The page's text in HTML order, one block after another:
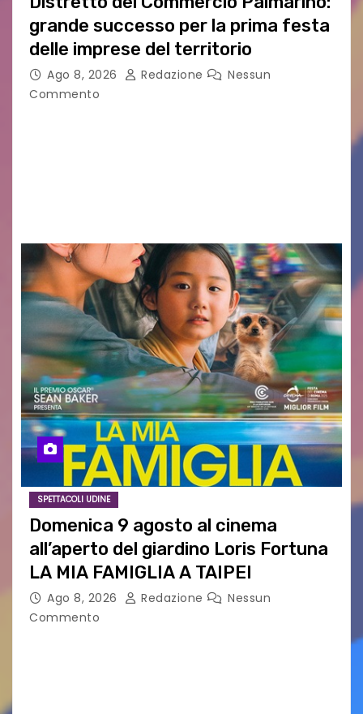
grande successo per la prima festa
delle imprese del territorio
Ago 8, 2026 Redazione
Nessun
Commento
SPETTACOLI UDINE
Domenica 9 agosto al cinema
all’aperto del giardino Loris Fortuna
LA MIA FAMIGLIA A TAIPEI
Ago 8, 2026 Redazione
Nessun
Commento